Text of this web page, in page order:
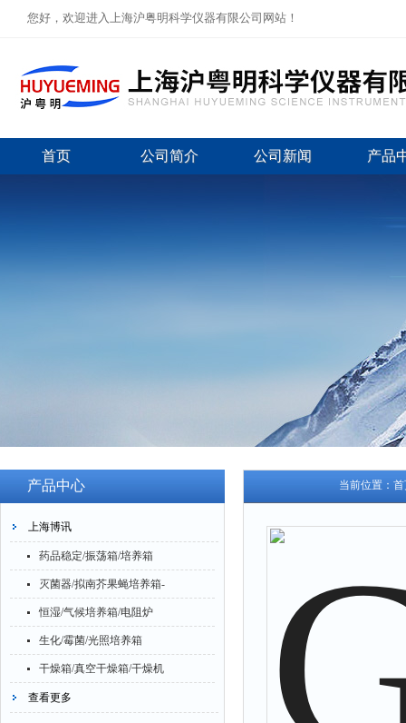
您好，欢迎进入上海沪粤明科学仪器有限公司网站！
首页 公司简介 公司新闻 产品
产品中心
上海博讯
药品稳定/振荡箱/培养箱
灭菌器/拟南芥果蝇培养箱-
恒湿/气候培养箱/电阻炉
生化/霉菌/光照培养箱
干燥箱/真空干燥箱/干燥机
查看更多
当前位置：